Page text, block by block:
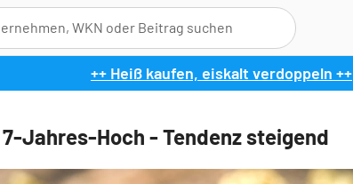
++ Heiß kaufen, eiskalt verdoppeln ++
Jahres-Hoch - Tendenz steigend